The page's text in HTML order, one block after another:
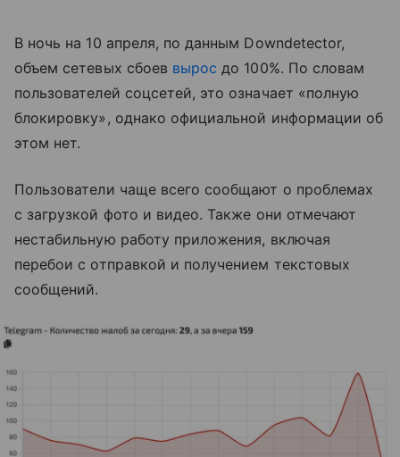
В ночь на 10 апреля, по данным Downdetector,
объем сетевых сбоев вырос до 100%. По словам
пользователей соцсетей, это означает «полную
блокировку», однако официальной информации об
этом нет.
Пользователи чаще всего сообщают о проблемах
с загрузкой фото и видео. Также они отмечают
нестабильную работу приложения, включая
перебои с отправкой и получением текстовых
сообщений.